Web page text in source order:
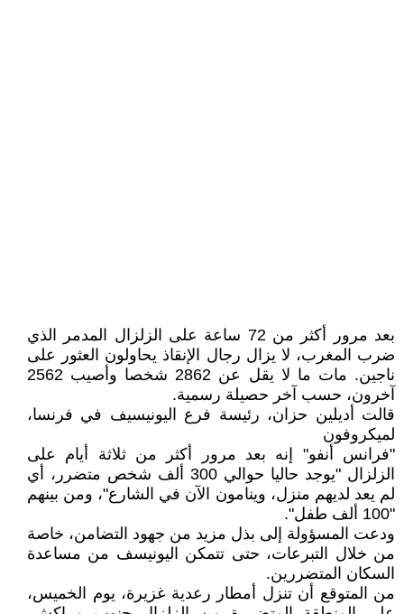
بعد مرور أكثر من 72 ساعة على الزلزال المدمر الذي
ضرب المغرب، لا يزال رجال الإنقاذ يحاولون العثور على
ناجين. مات ما لا يقل عن 2862 شخصا وأصيب 2562
آخرون، حسب آخر حصيلة رسمية.
قالت أديلين حزان، رئيسة فرع اليونيسيف في فرنسا،
لميكروفون
"فرانس أنفو" إنه بعد مرور أكثر من ثلاثة أيام على
الزلزال "يوجد حاليا حوالي 300 ألف شخص متضرر، أي
لم يعد لديهم منزل، وينامون الآن في الشارع"، ومن بينهم
"100 ألف طفل".
ودعت المسؤولة إلى بذل مزيد من جهود التضامن، خاصة
من خلال التبرعات، حتى تتمكن اليونيسف من مساعدة
السكان المتضررين.
من المتوقع أن تنزل أمطار رعدية غزيرة، يوم الخميس،